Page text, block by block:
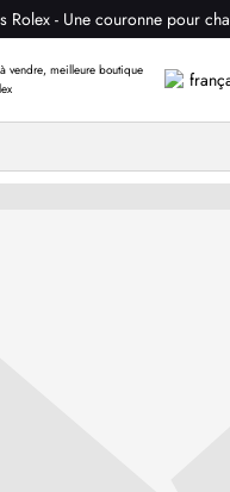
Rolex - Une couronne pour
Écrire un
ayant acheté cet article